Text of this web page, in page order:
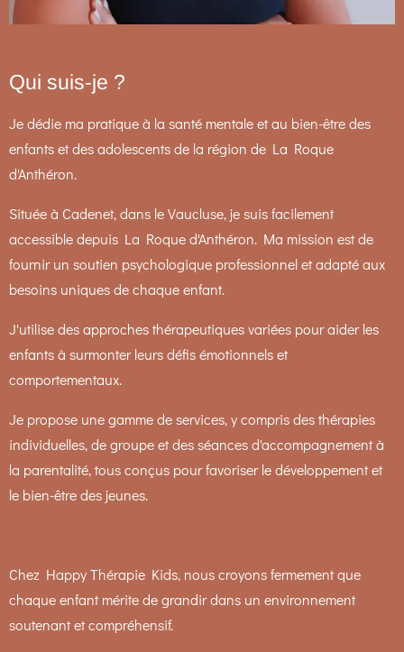
Qui suis-je ?
Je dédie ma pratique à la santé mentale et au bien-être des
enfants et des adolescents de la région de La Roque
d'Anthéron.
Située à Cadenet, dans le Vaucluse, je suis facilement
accessible depuis La Roque d'Anthéron. Ma mission est de
fournir un soutien psychologique professionnel et adapté aux
besoins uniques de chaque enfant.
J'utilise des approches thérapeutiques variées pour aider les
enfants à surmonter leurs défis émotionnels et
comportementaux.
Je propose une gamme de services, y compris des thérapies
individuelles, de groupe et des séances d'accompagnement à
la parentalité, tous conçus pour favoriser le développement et
le bien-être des jeunes.
Chez Happy Thérapie Kids, nous croyons fermement que
chaque enfant mérite de grandir dans un environnement
soutenant et compréhensif.